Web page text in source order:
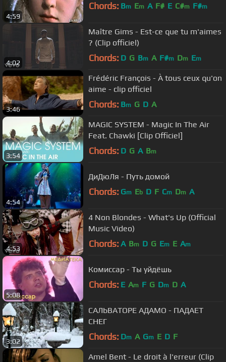
4:59
Chords: Bm Em A F# E C#m F#m
4:02
Maître Gims - Est-ce que tu m'aimes
? (Clip officiel)
Chords: D G Bm A F#m Dm Em
3:46
Frédéric François - À tous ceux qu'on
aime - clip officiel
Chords: Bm G D A
3:54
MAGIC SYSTEM - Magic In The Air
Feat. Chawki [Clip Officiel]
Chords: D G A Bm
4:54
ДиДюЛя - Путь домой
Chords: Gm Eb D F Cm Dm A
4:53
4 Non Blondes - What's Up (Official
Music Video)
Chords: A Bm D G Em E Am
5:08
Комиссар - Ты уйдёшь
Chords: E Am F G Dm D A
3:02
САЛЬВАТОРЕ АДАМО - ПАДАЕТ
СНЕГ
Chords: Dm A Gm E D F
Amel Bent - Le droit à l'erreur (Clip